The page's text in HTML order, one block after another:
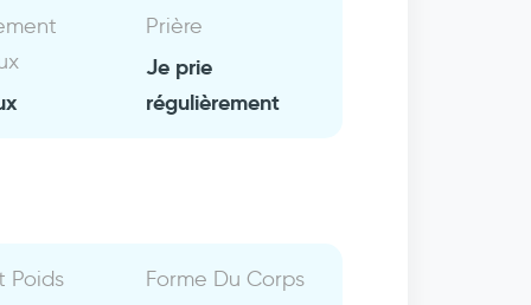
Prière
Je prie
régulièrement
Poids Forme Du Corps